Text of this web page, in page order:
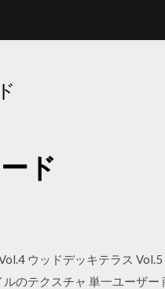
ド
ウッドデッキテラス Vol.5
のテクスチャ 単一ユーザー